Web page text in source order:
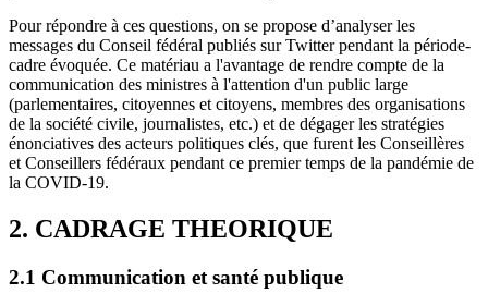
Pour répondre à ces questions, on se propose d’analyser les
messages du Conseil fédéral publiés sur Twitter pendant la période-
cadre évoquée. Ce matériau a l'avantage de rendre compte de la
communication des ministres à l'attention d'un public large
(parlementaires, citoyennes et citoyens, membres des organisations
de la société civile, journalistes, etc.) et de dégager les stratégies
énonciatives des acteurs politiques clés, que furent les Conseillères
et Conseillers fédéraux pendant ce premier temps de la pandémie de
la COVID-19.
2. CADRAGE THEORIQUE
2.1 Communication et santé publique